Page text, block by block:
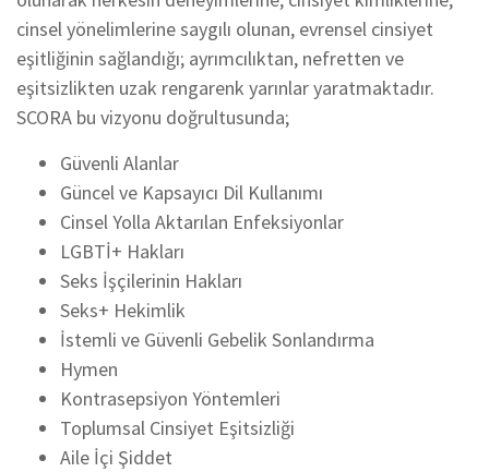
cinsel yönelimlerine saygılı olunan, evrensel cinsiyet
eşitliğinin sağlandığı; ayrımcılıktan, nefretten ve
eşitsizlikten uzak rengarenk yarınlar yaratmaktadır.
SCORA bu vizyonu doğrultusunda;
Güvenli Alanlar
Güncel ve Kapsayıcı Dil Kullanımı
Cinsel Yolla Aktarılan Enfeksiyonlar
LGBTİ+ Hakları
Seks İşçilerinin Hakları
Seks+ Hekimlik
İstemli ve Güvenli Gebelik Sonlandırma
Hymen
Kontrasepsiyon Yöntemleri
Toplumsal Cinsiyet Eşitsizliği
Aile İçi Şiddet